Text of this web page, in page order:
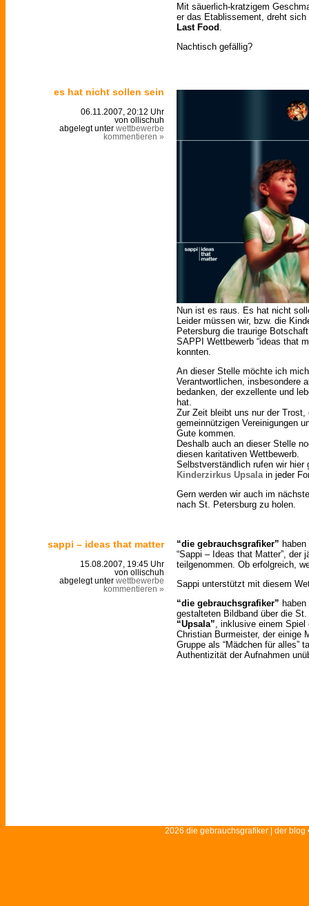
Mit säuerlich-kratzigem
er das Etablissement, dreht
Last Food
Nachtisch gefällig?
es hat nicht sollen sein
06.11.2007, 20:12 Uhr
von ollischuh
abgelegt unter wettbewerbe
kommentieren »
Nun ist es raus. Es hat nicht
Leider müssen wir, bzw. die
Petersburg die traurige
SAPPI Wettbewerb “ideas that
konnten.
An dieser Stelle möchte ich
Verantwortlichen, insbesondere
bedanken, der exzellente und
hat.
Zur Zeit bleibt uns nur der
gemeinnützigen Vereinigungen
Gute kommen.
Deshalb auch an dieser Stelle
diesen karitativen Wettbewerb.
Selbstverständlich rufen wir hier
Kinderzirkus Upsalain jeder
Gern werden wir auch im
nach St. Petersburg zu holen.
sappi – ideas that matter
15.08.2007, 19:45 Uhr
von ollischuh
abgelegt unter wettbewerbe
kommentieren »
“die gebrauchsgrafiker”
“Sappi – Ideas that Matter”, der
teilgenommen. Ob erfolgreich,
Sappi unterstützt mit diesem
“die gebrauchsgrafiker”
gestalteten Bildband über die
“Upsala” , inklusive einem
Christian Burmeister, der einige
Gruppe als “Mädchen für alles”
Authentizität der Aufnahmen
2026 die gebrauchsgrafiker | der blog